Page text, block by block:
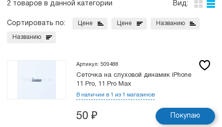
2 товаров в данной категории Вид:
Сортировать по: Цене Цене Названию
Названию
Артикул: 509488
Сеточка на слуховой динамик iPhone
11 Pro, 11 Pro Max
В наличии в 1 из 1 магазинов
50 ₽ Покупаю